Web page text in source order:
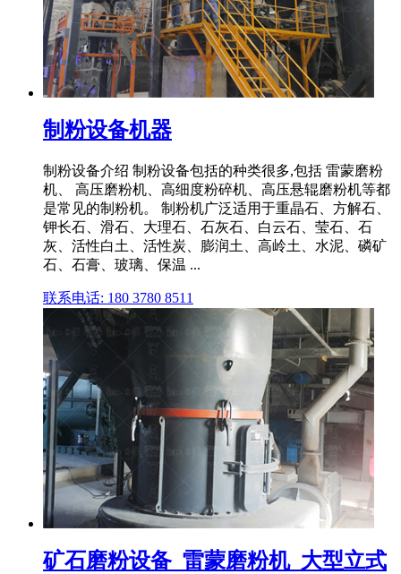
制粉设备机器
制粉设备介绍 制粉设备包括的种类很多,包括 雷蒙磨粉
机、 高压磨粉机、高细度粉碎机、高压悬辊磨粉机等都
是常见的制粉机。 制粉机广泛适用于重晶石、方解石、
钾长石、滑石、大理石、石灰石、白云石、莹石、石
灰、活性白土、活性炭、膨润土、高岭土、水泥、磷矿
石、石膏、玻璃、保温 ...
联系电话: 180 3780 8511
矿石磨粉设备_雷蒙磨粉机_大型立式